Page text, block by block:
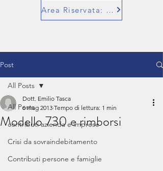
Area Riservata: SuperBill
Post
All Posts
contributi azienda e imprese
Crisi da sovraindebitamento
Contributi persone e famiglie
All Posts
Modello 730 e rimborsi
Dott. Emilio Tasca
6 mag 2013 Tempo di lettura: 1 min